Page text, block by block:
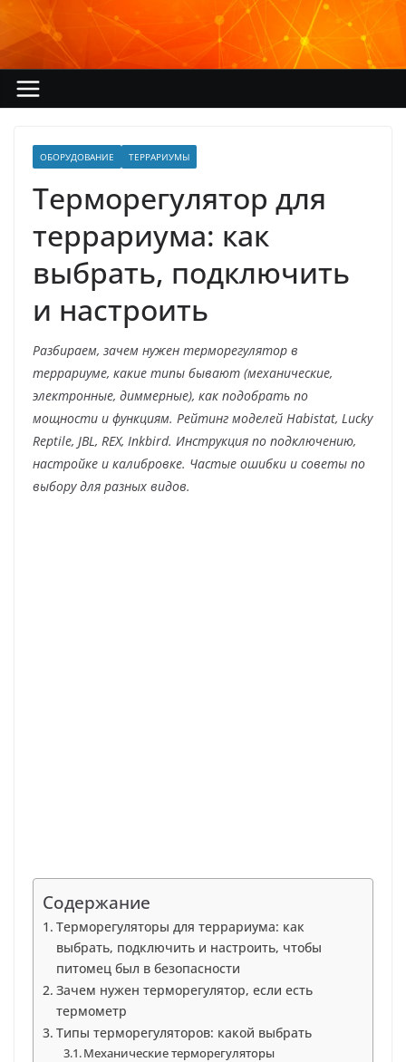
Перейти
содержимому
ОБОРУДОВАНИЕ ТЕРРАРИУМЫ
Терморегулятор для
террариума: как
выбрать, подключить
и настроить
Разбираем, зачем нужен терморегулятор в
террариуме, какие типы бывают (механические,
электронные, диммерные), как подобрать по
мощности и функциям. Рейтинг моделей Habistat, Lucky
Reptile, JBL, REX, Inkbird. Инструкция по подключению,
настройке и калибровке. Частые ошибки и советы по
выбору для разных видов.
Содержание
Терморегуляторы для террариума: как
выбрать, подключить и настроить, чтобы
питомец был в безопасности
Зачем нужен терморегулятор, если есть
термометр
Типы терморегуляторов: какой выбрать
Механические терморегуляторы